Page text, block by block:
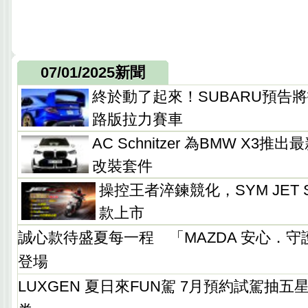
07/01/2025新聞
終於動了起來！SUBARU預告
路版拉力賽車
AC Schnitzer 為BMW X3推出
改裝套件
操控王者淬鍊競化，SYM JET
款上市
誠心款待盛夏每一程 「MAZDA 安心．守
登場
LUXGEN 夏日來FUN駕 7月預約試駕抽五